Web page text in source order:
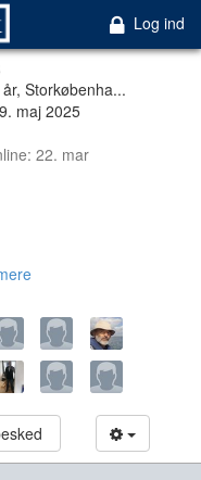
Log ind
Storkøbenha...
maj 2025
22. mar